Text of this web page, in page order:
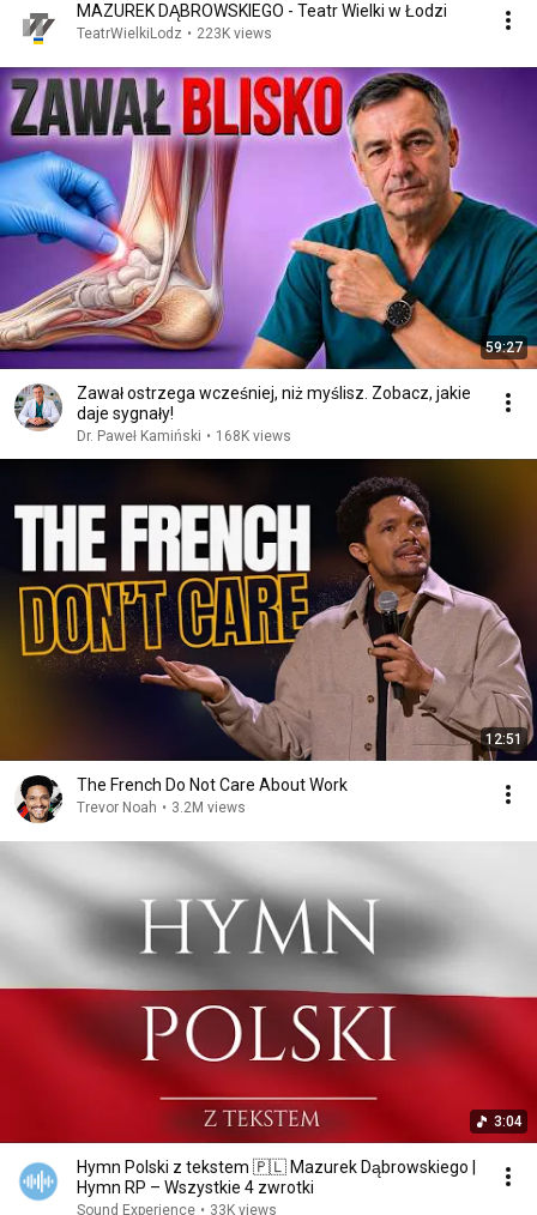
MAZUREK DĄBROWSKIEGO - Teatr Wielki w Łodzi
TeatrWielkiLodz • 223K views
59:27
Zawał ostrzega wcześniej, niż myślisz. Zobacz, jakie
daje sygnały!
Dr. Paweł Kamiński • 168K views
12:51
The French Do Not Care About Work
Trevor Noah • 3.2M views
3:04
Hymn Polski z tekstem 🇵🇱 Mazurek Dąbrowskiego |
Hymn RP – Wszystkie 4 zwrotki
Sound Experience • 33K views